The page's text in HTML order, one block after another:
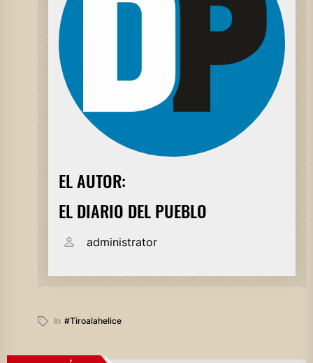
EL AUTOR:
EL DIARIO DEL PUEBLO
administrator
In #tiroalahelice